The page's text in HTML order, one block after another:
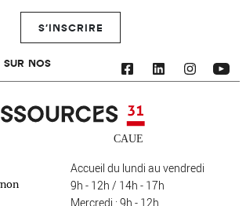
S'INSCRIRE
SUR NOS
31
Accueil du lundi au vendredi
9h - 12h / 14h - 17h
Mercredi : 9h - 12h